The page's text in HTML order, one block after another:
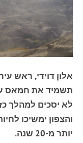
אלון דוידי, ראש
תשמיד את חמאס
לא יסכים למהלך
והצפון ימשיכו
יותר מ-20 שנה.